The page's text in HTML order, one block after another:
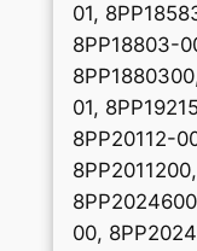
01,
8PP18803-
01,
8PP20112-
00,